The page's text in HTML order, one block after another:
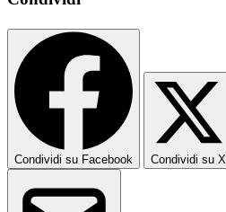
Condividi su Facebook Condividi su X